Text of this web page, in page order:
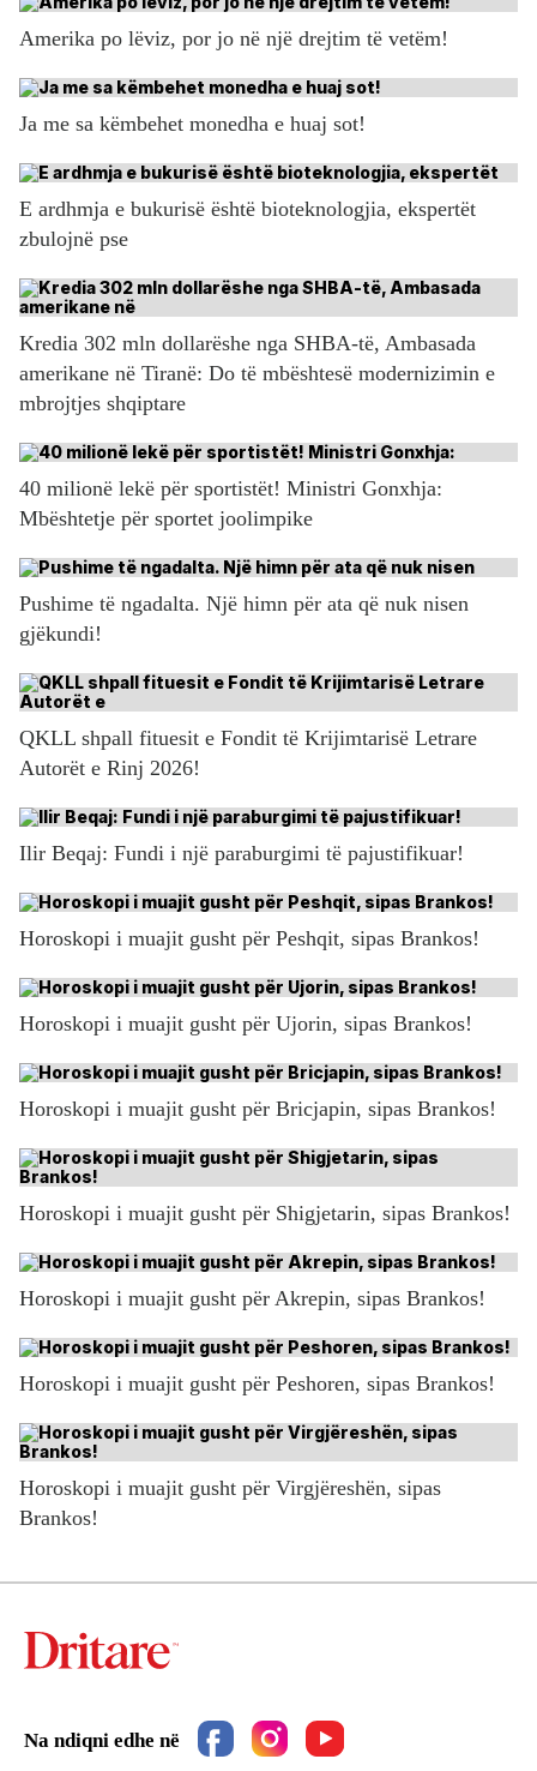
Amerika po lëviz, por jo në një drejtim të vetëm!
Ja me sa këmbehet monedha e huaj sot!
E ardhmja e bukurisë është bioteknologjia, ekspertët
zbulojnë pse
Kredia 302 mln dollarëshe nga SHBA-të, Ambasada
amerikane në Tiranë: Do të mbështesë modernizimin e
mbrojtjes shqiptare
40 milionë lekë për sportistët! Ministri Gonxhja:
Mbështetje për sportet joolimpike
Pushime të ngadalta. Një himn për ata që nuk nisen
gjëkundi!
QKLL shpall fituesit e Fondit të Krijimtarisë Letrare
Autorët e Rinj 2026!
Ilir Beqaj: Fundi i një paraburgimi të pajustifikuar!
Horoskopi i muajit gusht për Peshqit, sipas Brankos!
Horoskopi i muajit gusht për Ujorin, sipas Brankos!
Horoskopi i muajit gusht për Bricjapin, sipas Brankos!
Horoskopi i muajit gusht për Shigjetarin, sipas Brankos!
Horoskopi i muajit gusht për Akrepin, sipas Brankos!
Horoskopi i muajit gusht për Peshoren, sipas Brankos!
Horoskopi i muajit gusht për Virgjëreshën, sipas
Brankos!